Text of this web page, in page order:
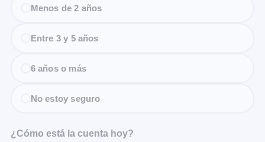
Menos de 2 años
Entre 3 y 5 años
6 años o más
No estoy seguro
¿Cómo está la cuenta hoy?